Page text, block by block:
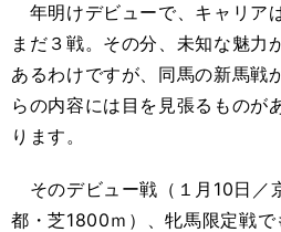
年明けデビューで、キャリア
まだ３戦。その分、未知な魅力
あるわけですが、同馬の新馬戦
らの内容には目を見張るものが
ります。
そのデビュー戦（１月10日／
都・芝1800ｍ）、牝馬限定戦